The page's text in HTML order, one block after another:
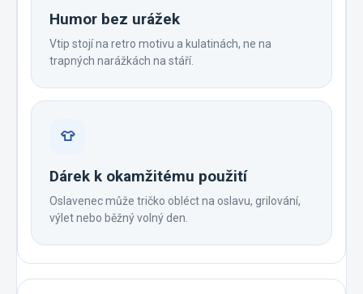
Humor bez urážek
Vtip stojí na retro motivu a kulatinách, ne na
trapných narážkách na stáří.
👕
Dárek k okamžitému použití
Oslavenec může tričko obléct na oslavu, grilování,
výlet nebo běžný volný den.